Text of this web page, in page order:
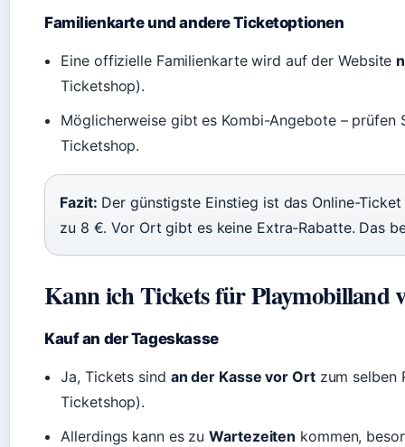
Familienkarte und andere Ticketoptionen
Eine offizielle Familienkarte wird auf der Website
Ticketshop).
Möglicherweise gibt es Kombi-Angebote –
Ticketshop.
Fazit: Der günstigste Einstieg ist das Online-
zu 8 €. Vor Ort gibt es keine Extra-Rabatte. Das
Kann ich Tickets für Playmobilland
Kauf an der Tageskasse
Ja, Tickets sind an der Kasse vor Ortzum selben
Ticketshop).
Allerdings kann es zuWartezeiten kommen,